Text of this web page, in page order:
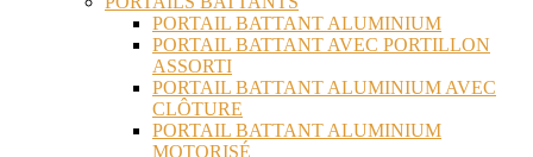
PORTAIL BATTANT ALUMINIUM
PORTAIL BATTANT AVEC PORTILLON
ASSORTI
PORTAIL BATTANT ALUMINIUM AVEC
CLÔTURE
PORTAIL BATTANT ALUMINIUM
MOTORISÉ